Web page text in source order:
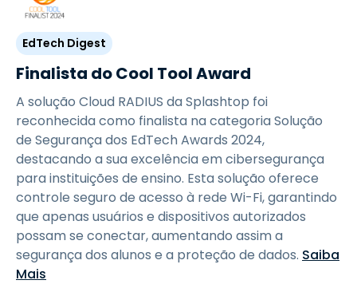
EdTech Digest
Finalista do Cool Tool Award
A solução Cloud RADIUS da Splashtop foi
reconhecida como finalista na categoria Solução
de Segurança dos EdTech Awards 2024,
destacando a sua excelência em cibersegurança
para instituições de ensino. Esta solução oferece
controle seguro de acesso à rede Wi-Fi, garantindo
que apenas usuários e dispositivos autorizados
possam se conectar, aumentando assim a
segurança dos alunos e a proteção de dados. Saiba
Mais